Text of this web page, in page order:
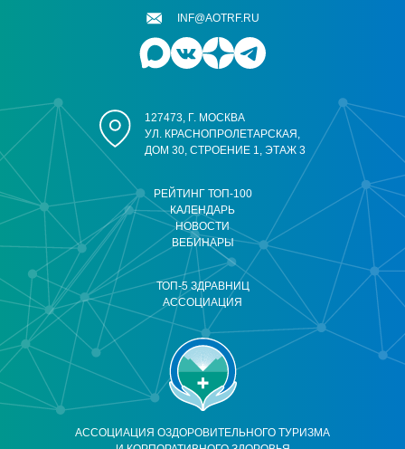
АССОЦИАЦИЯ ОЗДОРОВИТЕЛЬНОГО ТУРИЗМА
РЕЙТИНГ ТОП-100
КАЛЕНДАРЬ
НОВОСТИ
ВЕБИНАРЫ
ТОП-5 ЗДРАВНИЦ
АССОЦИАЦИЯ
127473, Г. МОСКВА
УЛ. КРАСНОПРОЛЕТАРСКАЯ,
ДОМ 30, СТРОЕНИЕ 1, ЭТАЖ 3
INF@AOTRF.RU